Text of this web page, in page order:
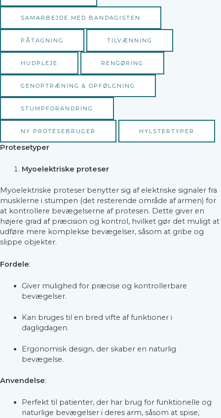
SAMARBEJDE MED BANDAGISTEN
PÅTAGNING TILVÆNNING
HUDPLEJE RENGØRING
GENOPTRÆNING & OPFØLGNING
STUMPFORANDRING
NY PROTESEBRUGER HYLSTERTYPER
Protesetyper
Myoelektriske proteser
Myoelektriske proteser benytter sig af elektriske signaler fra
musklerne i stumpen (det resterende område af armen) for
at kontrollere bevægelserne af protesen. Dette giver en
højere grad af præcision og kontrol, hvilket gør det muligt at
udføre mere komplekse bevægelser, såsom at gribe og
slippe objekter.
Fordele:
Giver mulighed for præcise og kontrollerbare
bevægelser.
Kan bruges til en bred vifte af funktioner i
dagligdagen.
Ergonomisk design, der skaber en naturlig
bevægelse.
Anvendelse:
Perfekt til patienter, der har brug for funktionelle og
naturlige bevægelser i deres arm, såsom at spise,